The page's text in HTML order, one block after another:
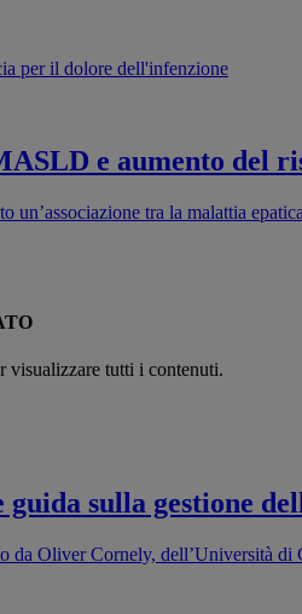
e aumento del
un’associazione tra la malattia
visualizzare tutti i contenuti.
sulla gestione
da Oliver Cornely, dell’Università